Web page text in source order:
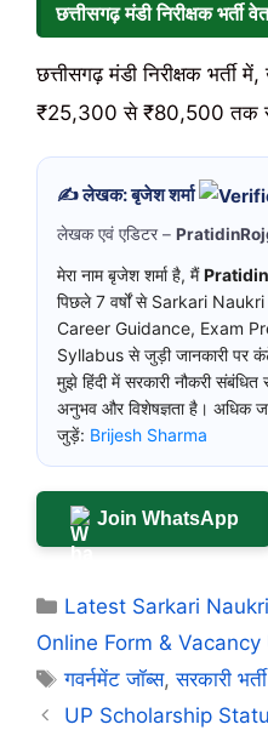
छत्तीसगढ़ मंडी निरीक्षक भर्ती
छत्तीसगढ़ मंडी निरीक्षक भर्ती में,
₹25,300 से ₹80,500 तक
✍️ लेखक: बृजेश शर्मा
लेखक एवं एडिटर –
मेरा नाम बृजेश शर्मा है, मैं
पिछले 7 वर्षों से Sarkari
Career Guidance, Exam
Syllabus से जुड़ी जानकारी पर
मुझे हिंदी में सरकारी नौकरी
अनुभव और विशेषज्ञता है। अधिक
जुड़ें: Brijesh Sharma
Join WhatsApp
Categories
Latest Sarkari
Online Form &
Tags
गवर्नमेंट जॉब्स,सरकारी भर्ती
UP Scholarship